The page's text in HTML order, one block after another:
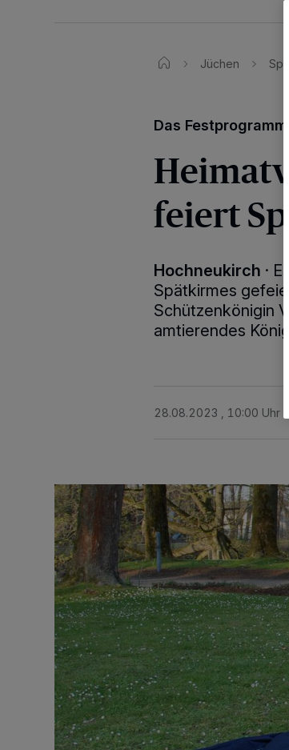
Jüchen
Das Festprogramm
feiert
Hochneukirch ·
Spätkirmes
Schützenkönigin
amtierendes
28.08.2023 , 10:00 Uhr